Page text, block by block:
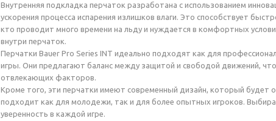
Внутренняя подкладка перчаток разработана с использованием
ускорения процесса испарения излишков влаги. Это способствует
кто проводит много времени на льду и нуждается в комфортных
внутри перчаток.
Перчатки Bauer Pro Series INT идеально подходят как для
игры. Они предлагают баланс между защитой и свободой движений,
отвлекающих факторов.
Кроме того, эти перчатки имеют современный дизайн, который будет
подходит как для молодежи, так и для более опытных игроков.
уверенность в каждой игре.